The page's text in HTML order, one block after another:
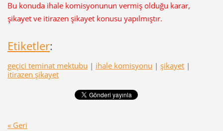
Bu konuda ihale komisyonunun vermiş olduğu karar,
şikayet ve itirazen şikayet konusu yapılmıştır.
Etiketler:
geçici teminat mektubu | ihale komisyonu | şikayet |
itirazen şikayet
« Geri